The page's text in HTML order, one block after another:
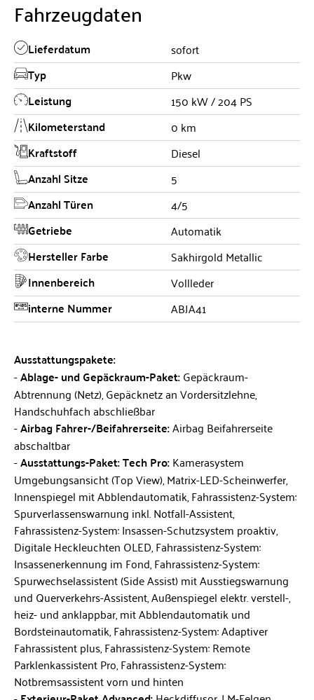
Fahrzeugdaten
Lieferdatum sofort
Typ Pkw
Leistung 150 kW / 204 PS
Kilometerstand 0 km
Kraftstoff Diesel
Anzahl Sitze 5
Anzahl Türen 4/5
Getriebe Automatik
Hersteller Farbe Sakhirgold Metallic
Innenbereich Vollleder
interne Nummer ABJA41
Ausstattungspakete:
Ablage- und Gepäckraum-Paket:Gepäckraum-
Abtrennung (Netz), Gepäcknetz an Vordersitzlehne,
Handschuhfach abschließbar
Airbag Fahrer-/Beifahrerseite:Airbag Beifahrerseite
abschaltbar
Ausstattungs-Paket: Tech Pro:Kamerasystem
Umgebungsansicht (Top View), Matrix-LED-Scheinwerfer,
Innenspiegel mit Abblendautomatik, Fahrassistenz-System:
Spurverlassenswarnung inkl. Notfall-Assistent,
Fahrassistenz-System: Insassen-Schutzsystem proaktiv,
Digitale Heckleuchten OLED, Fahrassistenz-System:
Insassenerkennung im Fond, Fahrassistenz-System:
Spurwechselassistent (Side Assist) mit Ausstiegswarnung
und Querverkehrs-Assistent, Außenspiegel elektr. verstell-,
heiz- und anklappbar, mit Abblendautomatik und
Bordsteinautomatik, Fahrassistenz-System: Adaptiver
Fahrassistent plus, Fahrassistenz-System: Remote
Parklenkassistent Pro, Fahrassistenz-System:
Notbremsassistent vorn und hinten